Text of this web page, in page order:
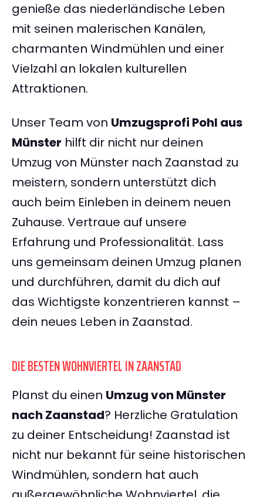
genieße das niederländische Leben
mit seinen malerischen Kanälen,
charmanten Windmühlen und einer
Vielzahl an lokalen kulturellen
Attraktionen.
Unser Team von Umzugsprofi Pohl aus
Münster hilft dir nicht nur deinen
Umzug von Münster nach Zaanstad zu
meistern, sondern unterstützt dich
auch beim Einleben in deinem neuen
Zuhause. Vertraue auf unsere
Erfahrung und Professionalität. Lass
uns gemeinsam deinen Umzug planen
und durchführen, damit du dich auf
das Wichtigste konzentrieren kannst –
dein neues Leben in Zaanstad.
DIE BESTEN WOHNVIERTEL IN ZAANSTAD
Planst du einen Umzug von Münster
nach Zaanstad? Herzliche Gratulation
zu deiner Entscheidung! Zaanstad ist
nicht nur bekannt für seine historischen
Windmühlen, sondern hat auch